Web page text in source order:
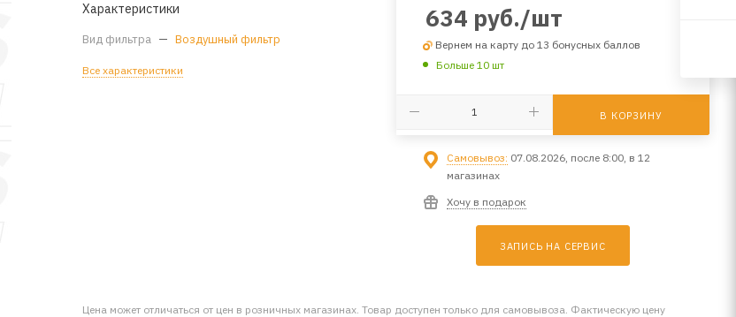
Характеристики
Вид фильтра — Воздушный фильтр
Все характеристики
634 руб./шт
Вернем на карту до 13 бонусных баллов
Больше 10 шт
В КОРЗИНУ
Самовывоз: 07.08.2026, после 8:00, в 12
магазинах
Хочу в подарок
ЗАПИСЬ НА СЕРВИС
Цена может отличаться от цен в розничных магазинах. Товар доступен только для самовывоза. Фактическую цену